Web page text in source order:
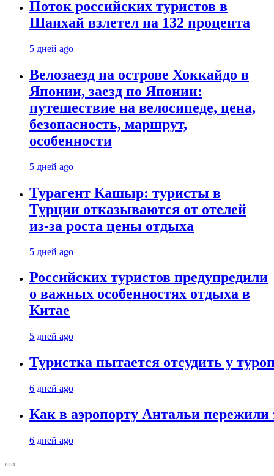
Поток российских туристов в
Шанхай взлетел на 132 процента
5 дней ago
Велозаезд на острове Хоккайдо в
Японии, заезд по Японии:
путешествие на велосипеде, цена,
безопасность, маршрут,
особенности
5 дней ago
Турагент Кашыр: туристы в
Турции отказываются от отелей
из-за роста цены отдыха
5 дней ago
Российских туристов предупредили
о важных особенностях отдыха в
Китае
5 дней ago
Туристка пытается отсудить у
6 дней ago
Как в аэропорту Антальи
6 дней ago